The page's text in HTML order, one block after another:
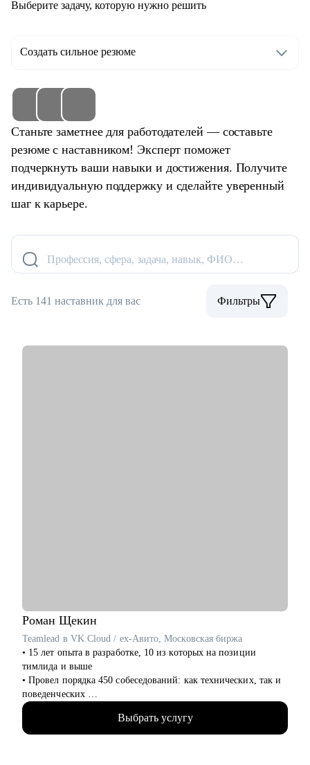
Выберите задачу, которую нужно решить
Создать сильное резюме
Станьте заметнее для работодателей — составьте
резюме с наставником! Эксперт поможет
подчеркнуть ваши навыки и достижения. Получите
индивидуальную поддержку и сделайте уверенный
шаг к карьере.
Профессия, сфера, задача, навык, ФИО…
Есть 141 наставник для вас Фильтры
Роман Щекин
Teamlead в VK Cloud / ex-Авито, Московская биржа
• 15 лет опыта в разработке, 10 из которых на позиции
тимлида и выше
• Провел порядка 450 собеседований: как технических, так и
поведенческих
• Знаком с внутренней кухней разных типов компаний:
бигтех, финтех, аутсорс, госсектор
• В пике управлял структурой из 110 разработчиков
Выбрать услугу